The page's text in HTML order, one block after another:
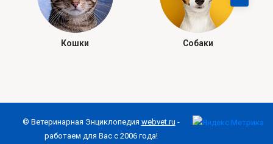
Кошки Собаки
© Ветеринарная Энциклопедия webvet.ru -
работаем для Вас с 2006 года!